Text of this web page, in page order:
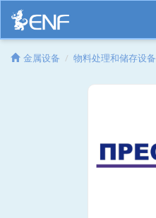
金属设备 物料处理和储存设备